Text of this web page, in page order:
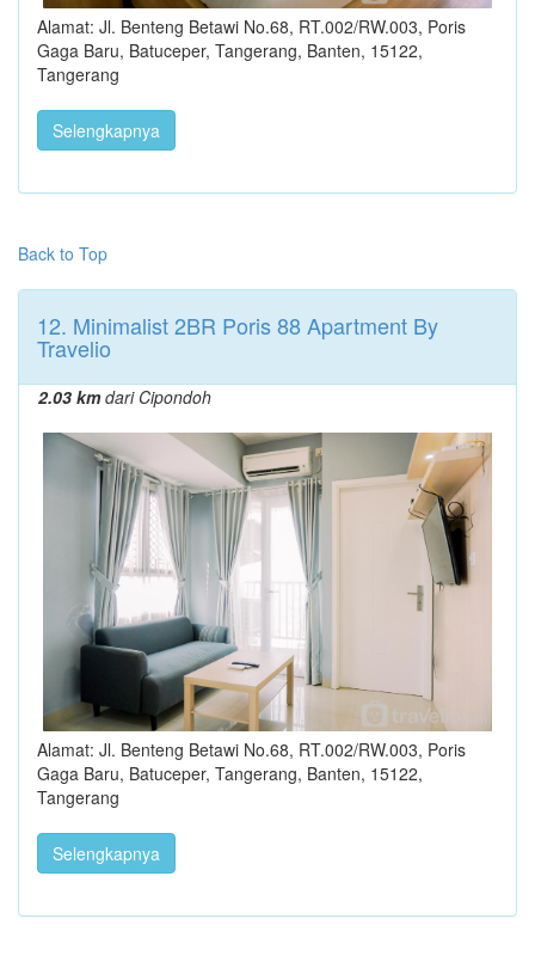
Alamat: Jl. Benteng Betawi No.68, RT.002/RW.003, Poris
Gaga Baru, Batuceper, Tangerang, Banten, 15122,
Tangerang
Selengkapnya
Back to Top
12. Minimalist 2BR Poris 88 Apartment By
Travelio
2.03 kmdari Cipondoh
Alamat: Jl. Benteng Betawi No.68, RT.002/RW.003, Poris
Gaga Baru, Batuceper, Tangerang, Banten, 15122,
Tangerang
Selengkapnya